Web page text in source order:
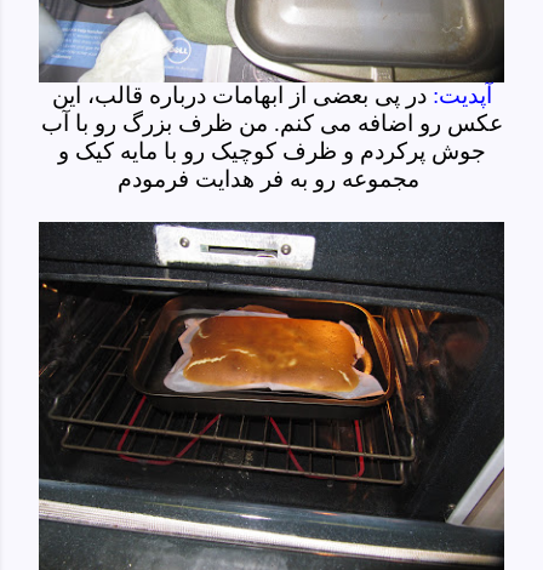
آپدیت:در پی بعضی از ابهامات درباره قالب، این
عکس رو اضافه می کنم. من ظرف بزرگ رو با آب
جوش پرکردم و ظرف کوچیک رو با مایه کیک و